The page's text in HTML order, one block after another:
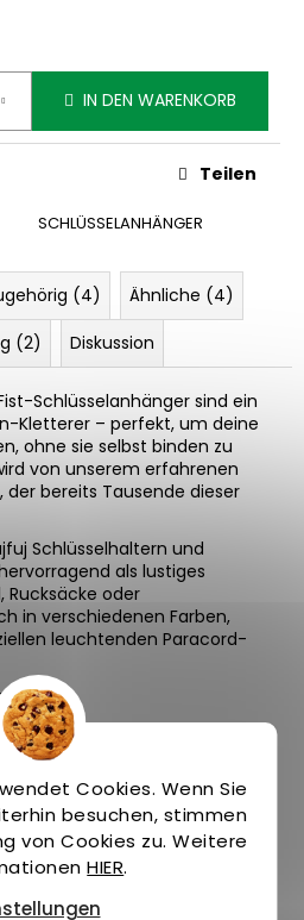
Cookies. Wenn Sie
besuchen, stimmen
von Cookies zu. Weitere
HIER.
IN DEN WARENKORB
SCHLÜSSELANHÄNGER
Teilen
(4)
Ähnliche (4)
(2)
Diskussion
Schlüsselanhänger sind ein
Kletterer – perfekt, um deine
ohne sie selbst binden zu
von unserem erfahrenen
bereits Tausende dieser
Schlüsselhaltern und
als lustiges
Rucksäcke oder
in verschiedenen Farben,
leuchtenden Paracord-
FujfujSchlüsselhaltern
in der EU
Farben